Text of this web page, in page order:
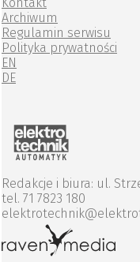
Archiwum
Regulamin serwisu
Polityka prywatności
EN
DE
Redakcje i biura: ul.
tel. 71 7823 180